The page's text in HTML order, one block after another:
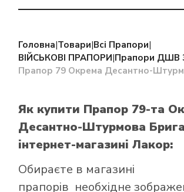
Головна|Товари|Всі Прапори|
ВІЙСЬКОВІ ПРАПОРИ|Прапори ДШВ
Прапор 79 Окрема Десантно-
Як купити Прапор 79-та
Десантно-Штурмова
інтернет-магазині Лакор:
Обираєте в магазині
прапорів необхідне